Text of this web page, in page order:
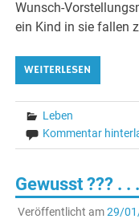
Wunsch-
ein Kind in sie fallen
WEITERLESEN
Leben
Kommentar
Gewusst ??? .
Veröffentlicht am29/